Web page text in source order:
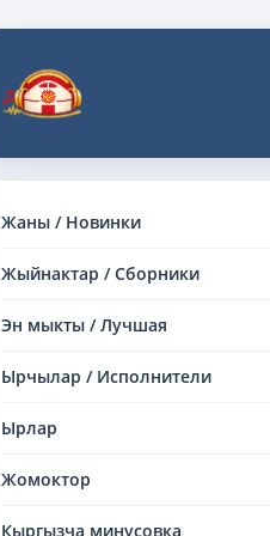
Жаны / Новинки
Жыйнактар / Сборники
Эн мыкты / Лучшая
Ырчылар / Исполнители
Ырлар
Жомоктор
Кыргызча минусовка